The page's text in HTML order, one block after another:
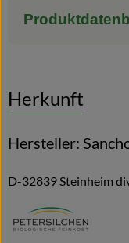
Herkunft
Hersteller:
D-32839 Steinheim